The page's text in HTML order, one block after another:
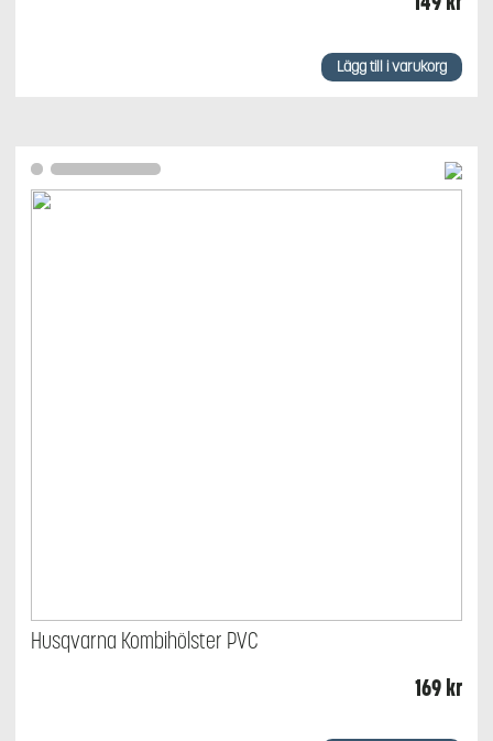
Lägg till i varukorg
Husqvarna Kombihölster PVC
169kr